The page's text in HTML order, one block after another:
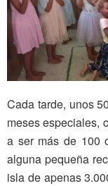
Cada tarde, unos
meses especiales,
a ser más de 100
alguna pequeña
isla de apenas